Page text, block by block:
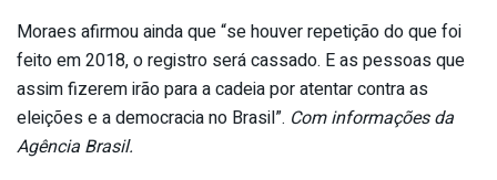
Moraes afirmou ainda que “se houver repetição do que foi
feito em 2018, o registro será cassado. E as pessoas que
assim fizerem irão para a cadeia por atentar contra as
eleições e a democracia no Brasil”. Com informações da
Agência Brasil.